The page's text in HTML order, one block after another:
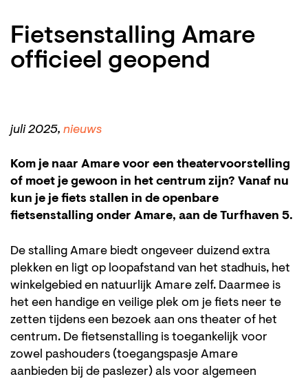
Fietsenstalling Amare
officieel geopend
juli 2025, nieuws
Kom je naar Amare voor een theatervoorstelling
of moet je gewoon in het centrum zijn? Vanaf nu
kun je je fiets stallen in de openbare
fietsenstalling onder Amare, aan de Turfhaven 5.
De stalling Amare biedt ongeveer duizend extra
plekken en ligt op loopafstand van het stadhuis, het
winkelgebied en natuurlijk Amare zelf. Daarmee is
het een handige en veilige plek om je fiets neer te
zetten tijdens een bezoek aan ons theater of het
centrum. De fietsenstalling is toegankelijk voor
zowel pashouders (toegangspasje Amare
aanbieden bij de paslezer) als voor algemeen